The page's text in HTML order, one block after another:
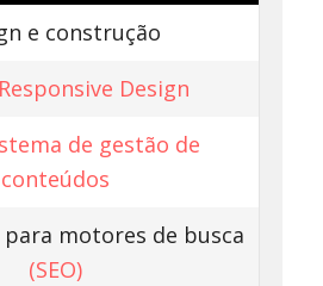
e construção
Design
de gestão de
conteúdos
motores de busca
(SEO)